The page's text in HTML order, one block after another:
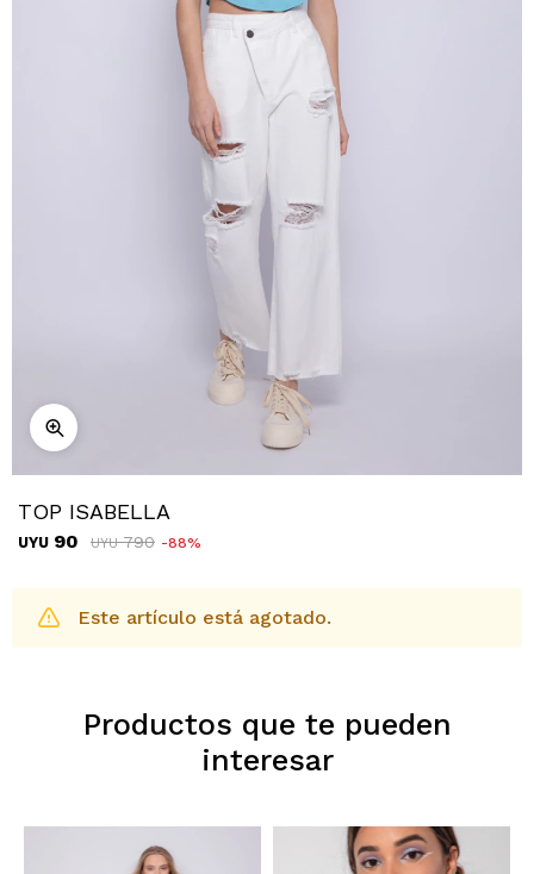
TOP ISABELLA
UYU 90 UYU 790 88
Este artículo está agotado.
Productos que te pueden
interesar